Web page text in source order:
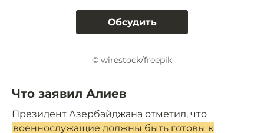
Обсудить
© wirestock/freepik
Что заявил Алиев
Президент Азербайджана отметил, что
военнослужащие должны быть готовы к